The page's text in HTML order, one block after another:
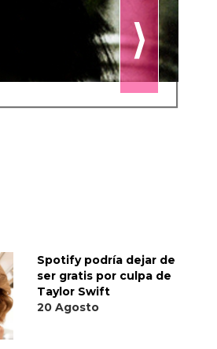
⟩
Spotify podría dejar de
ser gratis por culpa de
Taylor Swift
20 Agosto